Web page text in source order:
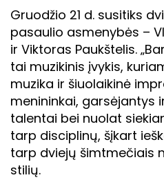
Gruodžio 21 d. susitiks
pasaulio asmenybės –
ir Viktoras Paukštelis.
tai muzikinis įvykis,
muzika ir šiuolaikinė
menininkai, garsėjantys
talentai bei nuolat
tarp disciplinų, šįkart
tarp dviejų šimtmečiais
stilių.